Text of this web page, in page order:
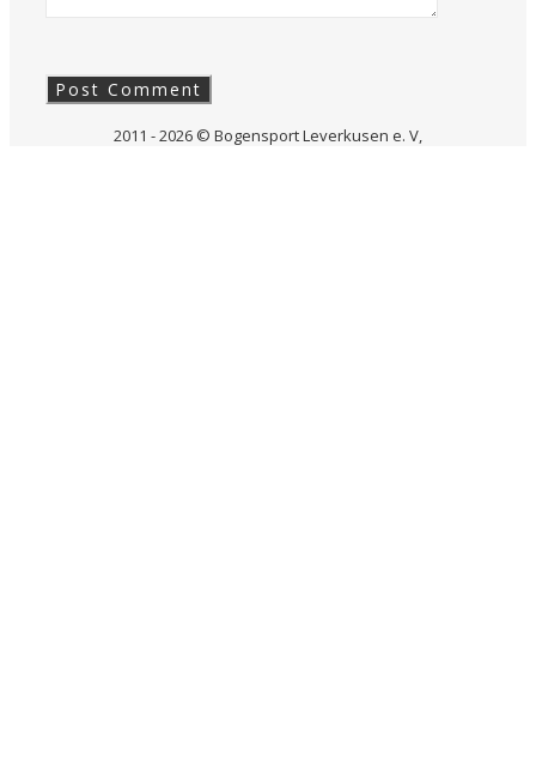
2011 - 2026 © Bogensport Leverkusen e. V,